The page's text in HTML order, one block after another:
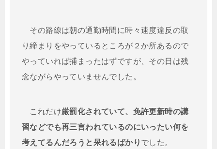
その路線は朝の通勤時間に時々速度違反の取
り締まりをやっているところが２か所あるので
やっていれば捕まったはずですが、その日は残
念ながらやっていませんでした。
これだけ厳罰化されていて、免許更新時の講
習などでも再三言われているのにいったい何を
考えてるんだろうと呆れるばかり でした。